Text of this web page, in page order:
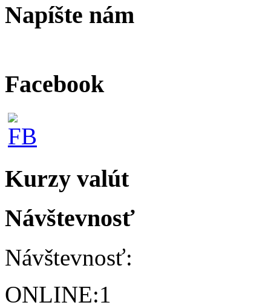
Napíšte nám
Facebook
Kurzy valút
Návštevnosť
Návštevnosť:
ONLINE:1